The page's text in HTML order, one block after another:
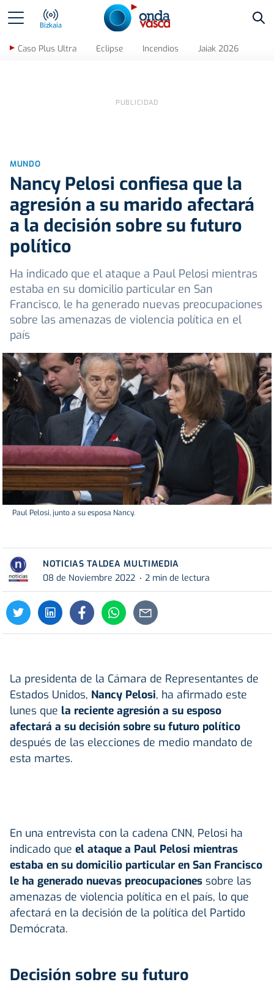
Bizkaia
Caso Plus Ultra Eclipse Incendios Jaiak 2026
MUNDO
Nancy Pelosi confiesa que la
agresión a su marido afectará
a la decisión sobre su futuro
político
Ha indicado que el ataque a Paul Pelosi mientras
estaba en su domicilio particular en San
Francisco, le ha generado nuevas preocupaciones
sobre las amenazas de violencia política en el
país
Paul Pelosi, junto a su esposa Nancy.
NOTICIAS TALDEA MULTIMEDIA
08 de Noviembre 2022
2 min de lectura
La presidenta de la Cámara de Representantes de
Estados Unidos, Nancy Pelosi, ha afirmado este
lunes que la reciente agresión a su esposo
afectará a su decisión sobre su futuro político
después de las elecciones de medio mandato de
esta martes.
En una entrevista con la cadena CNN, Pelosi ha
indicado que el ataque a Paul Pelosi mientras
estaba en su domicilio particular en San Francisco
le ha generado nuevas preocupaciones sobre las
amenazas de violencia política en el país, lo que
afectará en la decisión de la política del Partido
Demócrata.
Decisión sobre su futuro